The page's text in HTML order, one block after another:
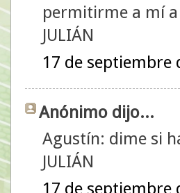
permitirme a mí
JULIÁN
17 de septiembre
Anónimo dijo...
Agustín: dime si
JULIÁN
17 de septiembre